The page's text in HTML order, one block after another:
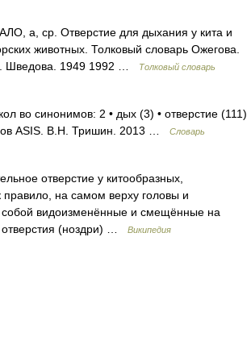
а, ср. Отверстие для дыхания у кита и
животных. Толковый словарь Ожегова.
Шведова. 1949 1992 …
Толковый словарь
во синонимов: 2 • дых (3) • отверстие (111)
ASIS. В.Н. Тришин. 2013 …
Словарь
отверстие у китообразных,
правило, на самом верху головы и
видоизменённые и смещённые на
(ноздри) …
Википедия